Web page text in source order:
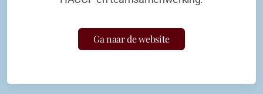
Ga naar de website